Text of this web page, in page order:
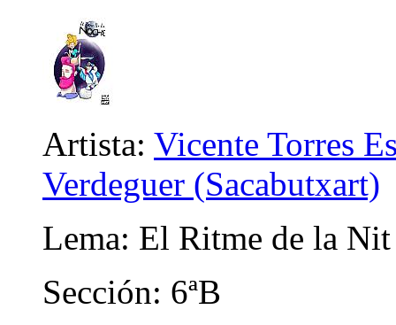
Artista: Vicente Torres
Verdeguer (Sacabutxart)
Lema: El Ritme de la Nit
Sección: 6ªB